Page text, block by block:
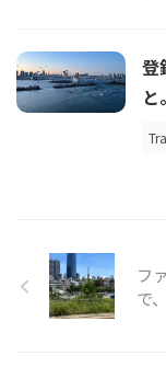
登
と。
フ
で